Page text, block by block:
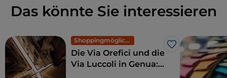
Das könnte Sie interessieren
Shoppingmöglichkeiten und Märkte
Like
Die Via Orefici und die
Via Luccoli in Genua: